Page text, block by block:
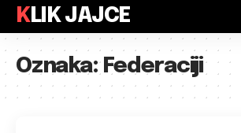
KLIK JAJCE
Oznaka:Federaciji